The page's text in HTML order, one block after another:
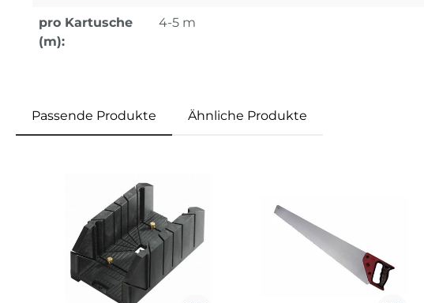
pro Kartusche
(m):
4-5 m
Passende Produkte Ähnliche Produkte